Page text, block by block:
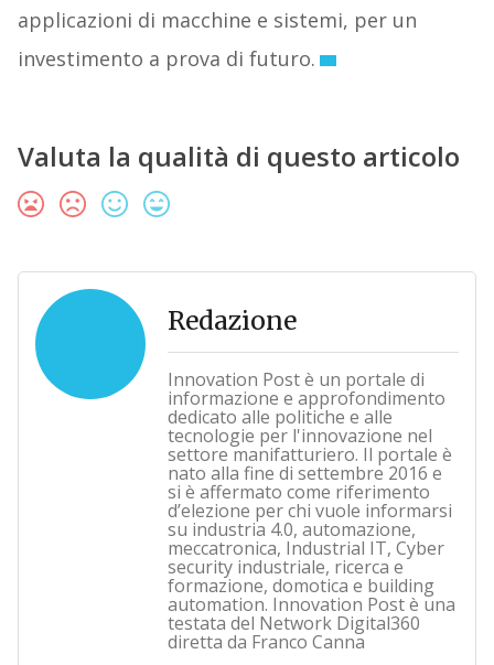
applicazioni di macchine e sistemi, per un
investimento a prova di futuro.
Valuta la qualità di questo articolo
Redazione
Innovation Post è un portale di
informazione e approfondimento
dedicato alle politiche e alle
tecnologie per l'innovazione nel
settore manifatturiero. Il portale è
nato alla fine di settembre 2016 e
si è affermato come riferimento
d’elezione per chi vuole informarsi
su industria 4.0, automazione,
meccatronica, Industrial IT, Cyber
security industriale, ricerca e
formazione, domotica e building
automation. Innovation Post è una
testata del Network Digital360
diretta da Franco Canna